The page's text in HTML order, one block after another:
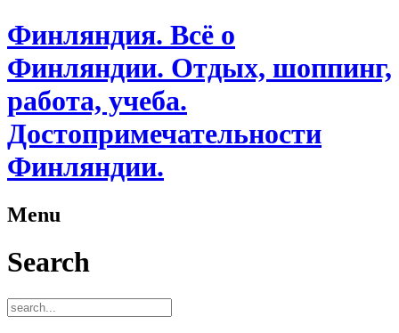
Финляндия. Всё о
Финляндии. Отдых, шоппинг,
работа, учеба.
Достопримечательности
Финляндии.
Menu
Search